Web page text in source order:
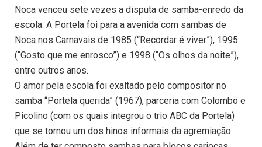
Noca venceu sete vezes a disputa de samba-enredo da
escola. A Portela foi para a avenida com sambas de
Noca nos Carnavais de 1985 (“Recordar é viver”), 1995
(“Gosto que me enrosco”) e 1998 (“Os olhos da noite”),
entre outros anos.
O amor pela escola foi exaltado pelo compositor no
samba “Portela querida” (1967), parceria com Colombo e
Picolino (com os quais integrou o trio ABC da Portela)
que se tornou um dos hinos informais da agremiação.